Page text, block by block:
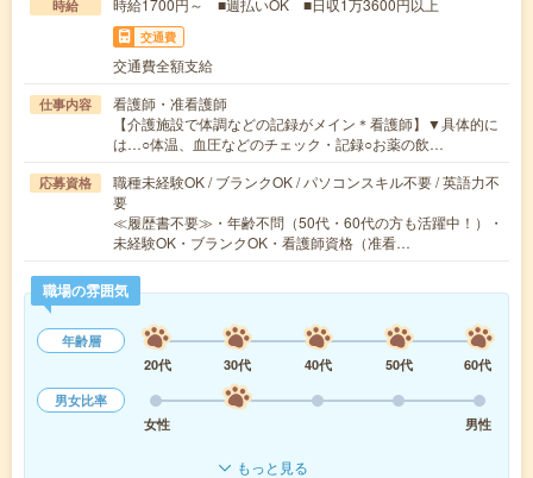
時給 時給1700円～ ■週払いOK ■日収1万3600円以上
交通費
交通費全額支給
仕事内容
看護師・准看護師
【介護施設で体調などの記録がメイン＊看護師】▼具体的に
は…○体温、血圧などのチェック・記録○お薬の飲…
応募資格
職種未経験OK / ブランクOK / パソコンスキル不要 / 英語力不
要
≪履歴書不要≫・年齢不問（50代・60代の方も活躍中！）・
未経験OK・ブランクOK・看護師資格（准看…
職場の雰囲気
年齢層
20代
30代 40代 50代
60代
男女比率
女性
男性
もっと見る